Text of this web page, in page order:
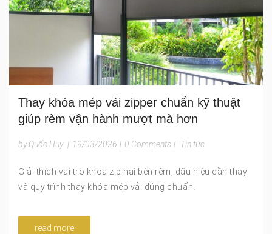
Thay khóa mép vải zipper chuẩn kỹ thuật
giúp rèm vận hành mượt mà hơn
by Quốc Huy | 19/03/2026 | 0 Comments | Tin tức
Giải thích vai trò khóa zip hai bên rèm, dấu hiệu cần thay
và quy trình thay khóa mép vải đúng chuẩn.
read more